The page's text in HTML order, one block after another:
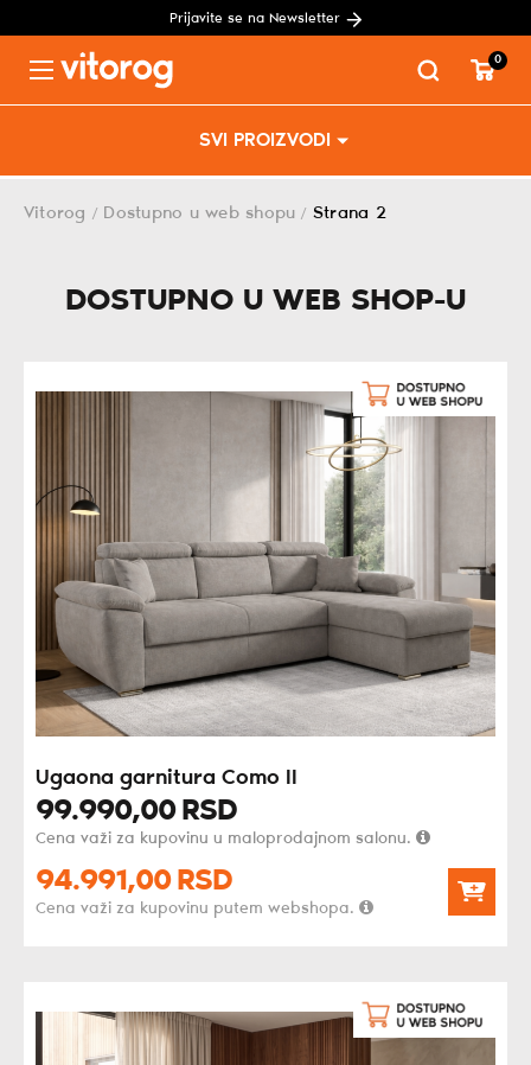
Prijavite se na Newsletter
SVI PROIZVODI
0
Vitorog / Dostupno u web shopu / Strana 2
DOSTUPNO U WEB SHOP-U
Ugaona garnitura Como II
99.990,00 RSD
Cena važi za kupovinu u maloprodajnom salonu.
94.991,00 RSD
Cena važi za kupovinu putem webshopa.